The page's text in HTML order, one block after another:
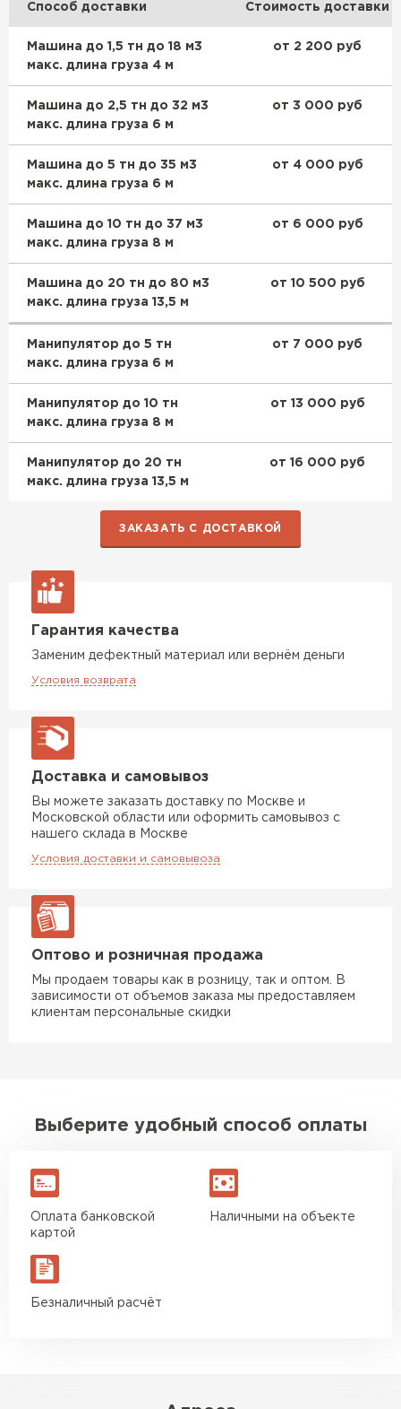
Способ доставки Стоимость доставки
Машина до 1,5 тн до 18 м3
макс. длина груза 4 м
от 2 200 руб
Машина до 2,5 тн до 32 м3
макс. длина груза 6 м
от 3 000 руб
Машина до 5 тн до 35 м3
макс. длина груза 6 м
от 4 000 руб
Машина до 10 тн до 37 м3
макс. длина груза 8 м
от 6 000 руб
Машина до 20 тн до 80 м3
макс. длина груза 13,5 м
от 10 500 руб
Манипулятор до 5 тн
макс. длина груза 6 м
от 7 000 руб
Манипулятор до 10 тн
макс. длина груза 8 м
от 13 000 руб
Манипулятор до 20 тн
макс. длина груза 13,5 м
от 16 000 руб
ЗАКАЗАТЬ С ДОСТАВКОЙ
Гарантия качества
Заменим дефектный материал или вернём деньги
Условия возврата
Доставка и самовывоз
Вы можете заказать доставку по Москве и
Московской области или оформить самовывоз с
нашего склада в Москве
Условия доставки и самовывоза
Оптово и розничная продажа
Мы продаем товары как в розницу, так и оптом. В
зависимости от объемов заказа мы предоставляем
клиентам персональные скидки
Выберите удобный способ оплаты
Оплата банковской
картой
Наличными на объекте
Безналичный расчёт